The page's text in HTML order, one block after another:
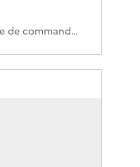
488PO/B/1-171 (Cote de commande)